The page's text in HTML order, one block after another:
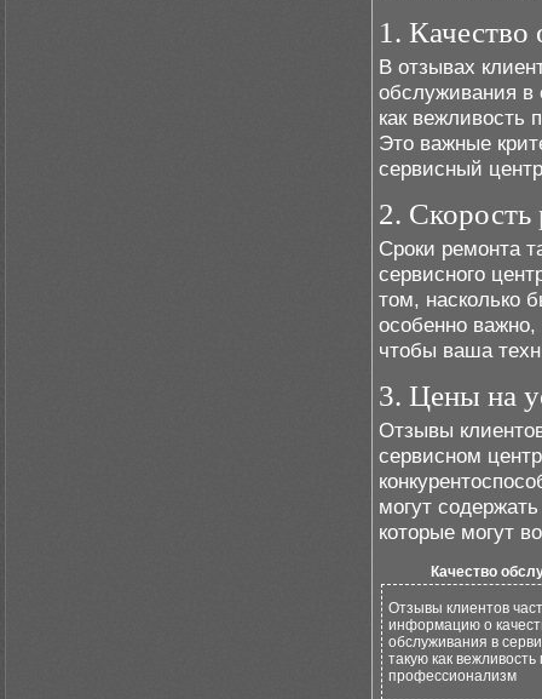
1. Качество
В отзывах
обслуживания в
как вежливость
Это важные
сервисный
2. Скорость
Сроки ремонта
сервисного
том, насколько
особенно
чтобы ваша
3. Цены на
Отзывы
сервисном
могут
которые могут
Качество
Отзывы клиентов
информацию о
обслуживания в
такую как
профессионализм